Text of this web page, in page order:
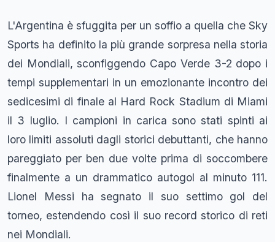
L'Argentina è sfuggita per un soffio a quella che Sky
Sports ha definito la più grande sorpresa nella storia
dei Mondiali, sconfiggendo Capo Verde 3-2 dopo i
tempi supplementari in un emozionante incontro dei
sedicesimi di finale al Hard Rock Stadium di Miami
il 3 luglio. I campioni in carica sono stati spinti ai
loro limiti assoluti dagli storici debuttanti, che hanno
pareggiato per ben due volte prima di soccombere
finalmente a un drammatico autogol al minuto 111.
Lionel Messi ha segnato il suo settimo gol del
torneo, estendendo così il suo record storico di reti
nei Mondiali.